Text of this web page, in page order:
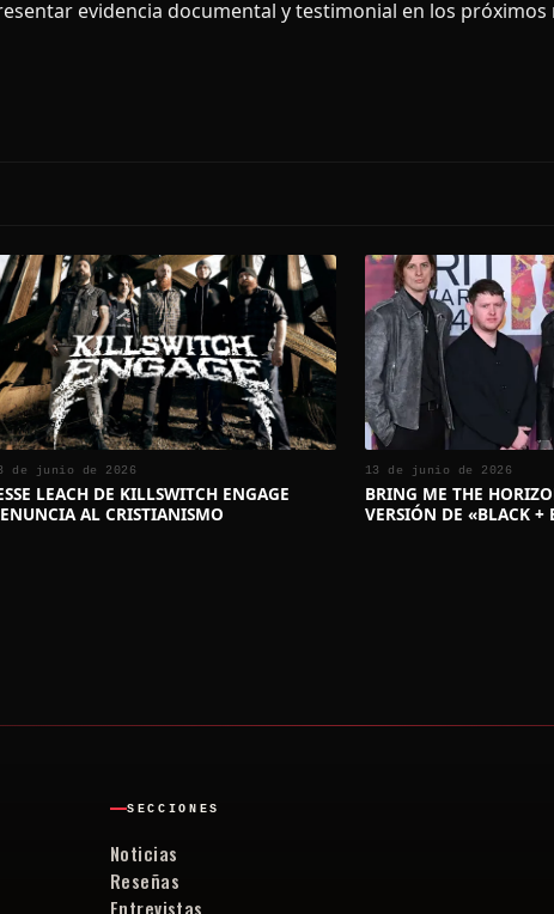
evidencia documental y testimonial en los próximos
de junio de 2026
LEACH DE KILLSWITCH ENGAGE
AL CRISTIANISMO
13 de junio de 2026
BRING ME THE
VERSIÓN DE «BLACK +
SECCIONES
Noticias
Reseñas
Entrevistas